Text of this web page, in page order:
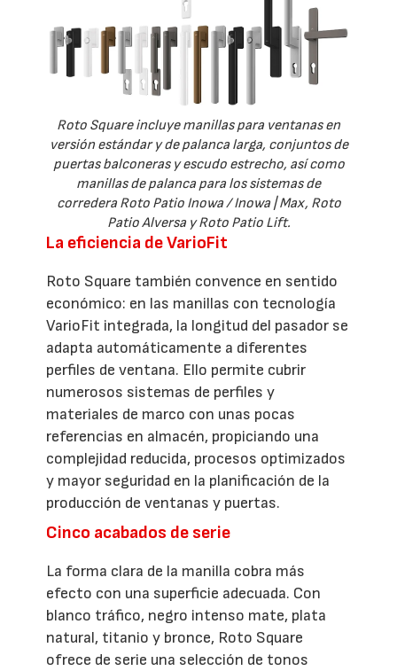
Roto Square incluye manillas para ventanas en
versión estándar y de palanca larga, conjuntos de
puertas balconeras y escudo estrecho, así como
manillas de palanca para los sistemas de
corredera Roto Patio Inowa / Inowa | Max, Roto
Patio Alversa y Roto Patio Lift.
La eficiencia de VarioFit
Roto Square también convence en sentido
económico: en las manillas con tecnología
VarioFit integrada, la longitud del pasador se
adapta automáticamente a diferentes
perfiles de ventana. Ello permite cubrir
numerosos sistemas de perfiles y
materiales de marco con unas pocas
referencias en almacén, propiciando una
complejidad reducida, procesos optimizados
y mayor seguridad en la planificación de la
producción de ventanas y puertas.
Cinco acabados de serie
La forma clara de la manilla cobra más
efecto con una superficie adecuada. Con
blanco tráfico, negro intenso mate, plata
natural, titanio y bronce, Roto Square
ofrece de serie una selección de tonos